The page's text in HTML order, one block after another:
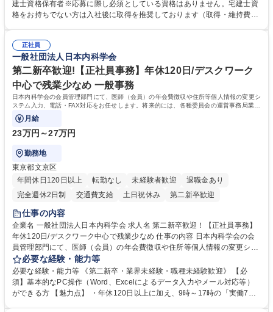
ング、登記簿取得、調書取得・支払業務（各種費用支払、支払管理、請
求・支払データ登録、取引先マスター申請対応）・予算作成及び予実管
の他に担当頂く業務が発生する場合があります。 募集職種 【営業事務】
業務職/三井物産グループ/平均残業時間10H/完全週休2日
建士資格保有者※応募に際し必須としている資格はありません。宅建士資
格をお持ちでない方は入社後に取得を推奨しております（取得・維持費用
ション力がある方。 ・チャレンジを厭わず、粘り強く業務に取り組める
方。多様な関係者と謙虚に信頼関係を構築でき、期限を意識したスケジュ
ール管理が出来る方。※将来的に他部署（営業部門、コーポレート部門）
へのジョブローテーションの可能性があります。 学歴・資格 学歴：大学
院 大学 語学力： 資格：宅地建物取引士
正社員
一般社団法人日本内科学会
第二新卒歓迎!【正社員事務】年休120日/デスクワーク
中心で残業少なめ 一般事務
日本内科学会の会員管理部門にて、医師（会員）の年会費徴収や住所等個人情報の変更シ
ステム入力、電話・FAX対応をお任せします。将来的には、各種委員会の運営事務局業務
などにも幅広く携わっていただきます。
月給
23万円～27万円
勤務地
東京都文京区
年間休日120日以上
転勤なし 未経験者歓迎
退職金あり
完全週休2日制
交通費支給 土日祝休み 第二新卒歓迎
仕事の内容
企業名 一般社団法人日本内科学会 求人名 第二新卒歓迎！【正社員事務】
年休120日/デスクワーク中心で残業少なめ 仕事の内容 日本内科学会の会
員管理部門にて、医師（会員）の年会費徴収や住所等個人情報の変更シス
テム入力、電話・FAX対応をお任せします。将来的には、各種委員会の運
営事務局業務などにも幅広く携わっていただきます。 【会員管理・データ
入力業務】 ・医師（会員）の住所変更、個人情報のシステム登録・更新
・年会費の徴収管理や入金データの照合確認 【問い合わせ対応】 ・会員
必要な経験・能力等
必要な経験・能力等 《第二新卒・業界未経験・職種未経験歓迎》 【必
須】基本的なPC操作（Word、Excelによるデータ入力やメール対応等）
ができる方 【魅力点】 ・年休120日以上に加え、9時～17時の「実働7時